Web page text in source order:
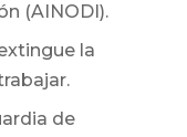
(AINODI).
la
de